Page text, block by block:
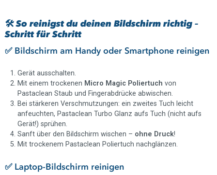
🛠️ So reinigst du deinen Bildschirm richtig –
Schritt für Schritt
✅ Bildschirm am Handy oder Smartphone reinigen
Gerät ausschalten.
Mit einem trockenen Micro Magic Poliertuch von
Pastaclean Staub und Fingerabdrücke abwischen.
Bei stärkeren Verschmutzungen: ein zweites Tuch leicht
anfeuchten, Pastaclean Turbo Glanz aufs Tuch (nicht aufs
Gerät!) sprühen.
Sanft über den Bildschirm wischen – ohne Druck!
Mit trockenem Pastaclean Poliertuch nachglänzen.
✅ Laptop-Bildschirm reinigen